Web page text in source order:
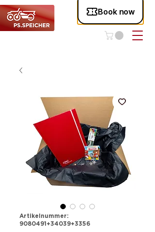
Artikelnummer:
9080491+34039+3356